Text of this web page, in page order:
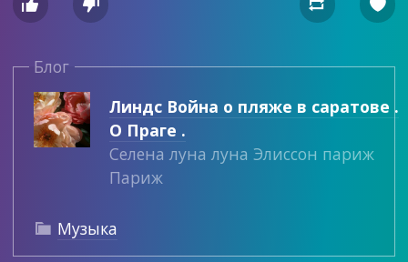
   
Блог
Линдс Война о пляже в саратове .
О Праге .
Селена луна луна Элиссон париж
Париж
 Музыка